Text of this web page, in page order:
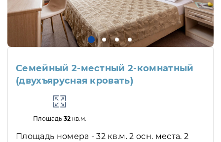
Семейный 2-местный 2-комнатный
(двухъярусная кровать)
Площадь 32кв.м.
Площадь номера - 32 кв.м. 2 осн. места. 2